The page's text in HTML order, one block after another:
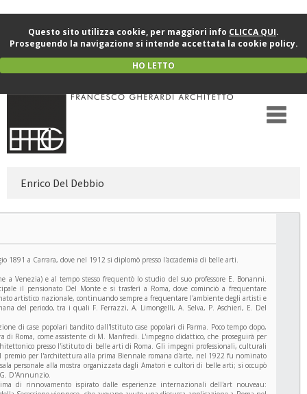
Questo sito utilizza cookie, per maggiori info CLICCA QUI.
Proseguendo la navigazione si intende accettata la cookie policy.
HO LETTO
Enrico Del Debbio
1891 a Carrara, dove nel 1912 si diplomò presso l'accademia di belle arti.
e al tempo stesso frequentò lo studio del suo professore E. Bonanni.
il pensionato Del Monte e si trasferì a Roma, dove cominciò a frequentare
artistico nazionale, continuando sempre a frequentare l'ambiente degli artisti e
del periodo, tra i quali F. Ferrazzi, A. Limongelli, A. Selva, P. Aschieri, E. Del
di case popolari bandito dall'Istituto case popolari di Parma. Poco tempo dopo,
Roma, come assistente di M. Manfredi. L'impegno didattico, che proseguirà per
presso l'istituto di belle arti di Roma. Gli impegni professionali, culturali
per l'architettura alla prima Biennale romana d'arte, nel 1922 fu nominato
personale alla mostra organizzata dagli Amatori e cultori di belle arti; si occupò
D'Annunzio.
di rinnovamento ispirato dalle esperienze internazionali dell'art nouveau: